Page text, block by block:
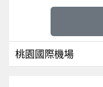
桃園國際機場